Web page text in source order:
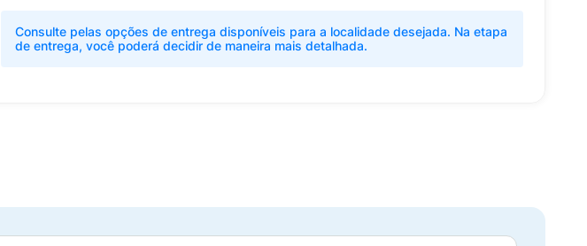
Consulte pelas opções de entrega disponíveis para a localidade desejada. Na etapa
de entrega, você poderá decidir de maneira mais detalhada.